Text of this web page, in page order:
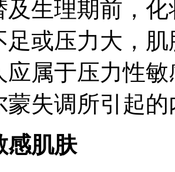
及生理期前，
足或压力大，
应属于压力性
蒙失调所引起
感肌肤